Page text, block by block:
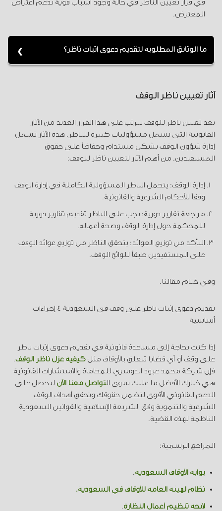
في قرار تعيين الناظر في حالة وجود أسباب قوية تدعم اعتراض
المعترض.
ما الوثائق المطلوبة لتقديم دعوى إثبات ناظر؟
آثار تعيين ناظر الوقف
بعد تعيين ناظر للوقف يترتب على هذا القرار العديد من الآثار
القانونية التي تشمل مسؤوليات كبيرة للناظر. هذه الآثار تشمل
إدارة شؤون الوقف بشكل مستدام وحفاظاً على حقوق
المستفيدين. من أهم الآثار لتعيين ناظر للوقف:
إدارة الوقف: يتحمل الناظر المسؤولية الكاملة في إدارة الوقف
وفقاً للأحكام الشرعية والقانونية.
مراجعة تقارير دورية: يجب على الناظر تقديم تقارير دورية
للمحكمة حول إدارة الوقف وصحة أعماله.
التأكد من توزيع العوائد: يتحقق الناظر من توزيع عوائد الوقف
على المستفيدين طبقاً للوائح الوقف.
وفي ختام مقالنا.
تقديم دعوى إثبات ناظر على وقف في السعودية 4 إجراءات
أساسية
إذا كنت بحاجة إلى مساعدة قانونية في تقديم دعوى إثبات ناظر
على وقف أو أي قضايا تتعلق بالأوقاف مثلكيفية عزل ناظر الوقف.
فإن شركة محمد عبود الدوسري للمحاماة والاستشارات القانونية
هي خيارك الأفضل ما عليك سوى التواصل معنا الآن لتحصل على
الدعم القانوني الأقوى لتضمن حقوقك وتحقق أهداف الوقف
الشرعية والتنموية وفق الشريعة الإسلامية والقوانين السعودية
الناظمة لهذه القضية.
المراجع الرسمية:
بوابة الأوقاف السعودية.
نظام لهيئة العامة للأوقاف في السعودية.
لائحة تنظيم أعمال النظارة.